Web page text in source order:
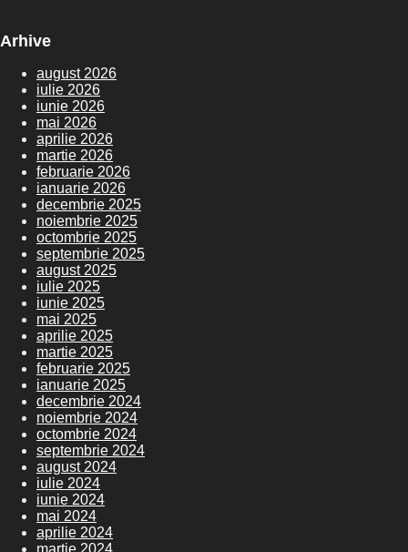
Arhive
august 2026
iulie 2026
iunie 2026
mai 2026
aprilie 2026
martie 2026
februarie 2026
ianuarie 2026
decembrie 2025
noiembrie 2025
octombrie 2025
septembrie 2025
august 2025
iulie 2025
iunie 2025
mai 2025
aprilie 2025
martie 2025
februarie 2025
ianuarie 2025
decembrie 2024
noiembrie 2024
octombrie 2024
septembrie 2024
august 2024
iulie 2024
iunie 2024
mai 2024
aprilie 2024